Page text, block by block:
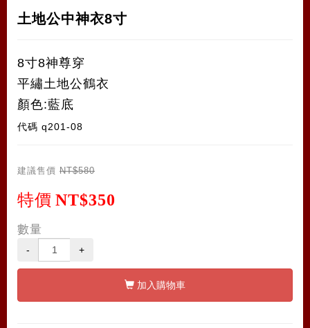
土地公中神衣8寸
8寸8神尊穿
平繡土地公鶴衣
顏色:藍底
代碼 q201-08
建議售價 NT$580
特價 NT$350
數量
- +
加入購物車